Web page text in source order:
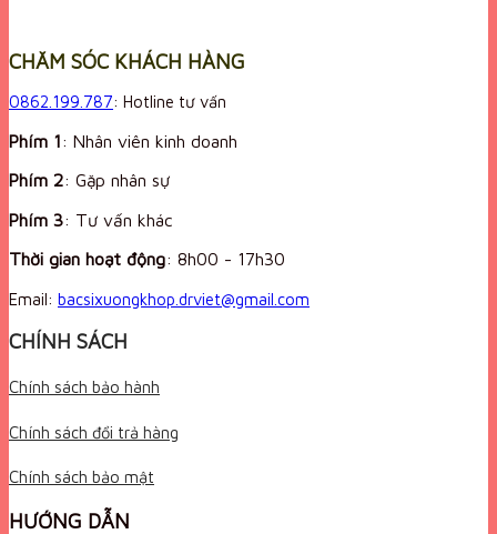
CHĂM SÓC KHÁCH HÀNG
0862.199.787: Hotline tư vấn
Phím 1: Nhân viên kinh doanh
Phím 2: Gặp nhân sự
Phím 3: Tư vấn khác
Thời gian hoạt động: 8h00 - 17h30
Email: bacsixuongkhop.drviet@gmail.com
CHÍNH SÁCH
Chính sách bảo hành
Chính sách đổi trả hàng
Chính sách bảo mật
HƯỚNG DẪN